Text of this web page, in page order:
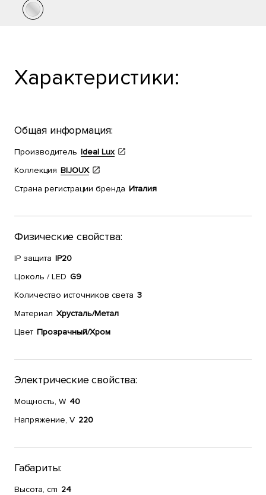
Характеристики:
Общая информация:
Производитель Ideal Lux
Коллекция BIJOUX
Страна регистрации бренда Италия
Физические свойства:
IP защита IP20
Цоколь / LED G9
Количество источников света 3
Материал Хрусталь/Метал
Цвет Прозрачный/Хром
Электрические свойства:
Мощность, W 40
Напряжение, V 220
Габариты:
Высота, cm 24